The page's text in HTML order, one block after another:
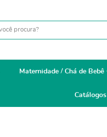
Maternidade / Chá de Bebê
Catálogos